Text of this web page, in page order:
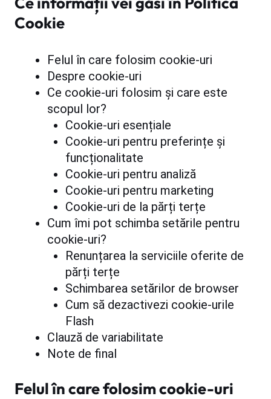
Cookie
Felul în care folosim cookie-uri
Despre cookie-uri
Ce cookie-uri folosim și care este
scopul lor?
Cookie-uri esențiale
Cookie-uri pentru preferințe și
funcționalitate
Cookie-uri pentru analiză
Cookie-uri pentru marketing
Cookie-uri de la părți terțe
Cum îmi pot schimba setările pentru
cookie-uri?
Renunțarea la serviciile oferite de
părți terțe
Schimbarea setărilor de browser
Cum să dezactivezi cookie-urile
Flash
Clauză de variabilitate
Note de final
Felul în care folosim cookie-uri